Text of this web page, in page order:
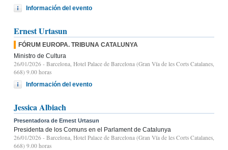
Información del evento
Ernest Urtasun
FÓRUM EUROPA. TRIBUNA CATALUNYA
Ministro de Cultura
26/01/2026 - Barcelona, Hotel Palace de Barcelona (Gran Vía de les Corts Catalanes,
668) 9.00 horas
Información del evento
Jessica Albiach
Presentadora de Ernest Urtasun
Presidenta de los Comuns en el Parlament de Catalunya
26/01/2026 - Barcelona, Hotel Palace de Barcelona (Gran Vía de les Corts Catalanes,
668) 9.00 horas